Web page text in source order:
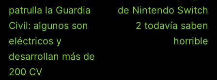
patrulla la Guardia
Civil: algunos son
eléctricos y
desarrollan más de
200 CV
de Nintendo Switch
2 todavía saben
horrible